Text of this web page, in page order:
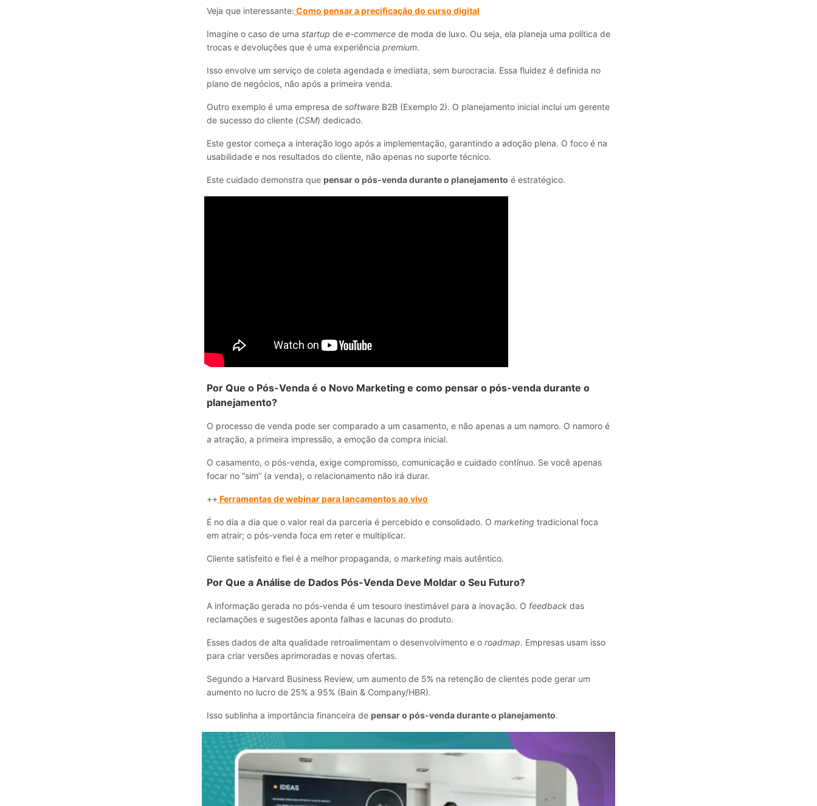
Veja que interessante: Como pensar a precificação do curso digital
Imagine o caso de uma startup de e-commerce de moda de luxo. Ou seja, ela planeja uma política de
trocas e devoluções que é uma experiência premium.
Isso envolve um serviço de coleta agendada e imediata, sem burocracia. Essa fluidez é definida no
plano de negócios, não após a primeira venda.
Outro exemplo é uma empresa de software B2B (Exemplo 2). O planejamento inicial inclui um gerente
de sucesso do cliente (CSM) dedicado.
Este gestor começa a interação logo após a implementação, garantindo a adoção plena. O foco é na
usabilidade e nos resultados do cliente, não apenas no suporte técnico.
Este cuidado demonstra que pensar o pós-venda durante o planejamento é estratégico.
Por Que o Pós-Venda é o Novo Marketing e como pensar o pós-venda durante o
planejamento?
O processo de venda pode ser comparado a um casamento, e não apenas a um namoro. O namoro é
a atração, a primeira impressão, a emoção da compra inicial.
O casamento, o pós-venda, exige compromisso, comunicação e cuidado contínuo. Se você apenas
focar no “sim” (a venda), o relacionamento não irá durar.
++ Ferramentas de webinar para lançamentos ao vivo
É no dia a dia que o valor real da parceria é percebido e consolidado. O marketing tradicional foca
em atrair; o pós-venda foca em reter e multiplicar.
Cliente satisfeito e fiel é a melhor propaganda, o marketing mais autêntico.
Por Que a Análise de Dados Pós-Venda Deve Moldar o Seu Futuro?
A informação gerada no pós-venda é um tesouro inestimável para a inovação. O feedback das
reclamações e sugestões aponta falhas e lacunas do produto.
Esses dados de alta qualidade retroalimentam o desenvolvimento e o roadmap. Empresas usam isso
para criar versões aprimoradas e novas ofertas.
Segundo a Harvard Business Review, um aumento de 5% na retenção de clientes pode gerar um
aumento no lucro de 25% a 95% (Bain & Company/HBR).
Isso sublinha a importância financeira de pensar o pós-venda durante o planejamento.